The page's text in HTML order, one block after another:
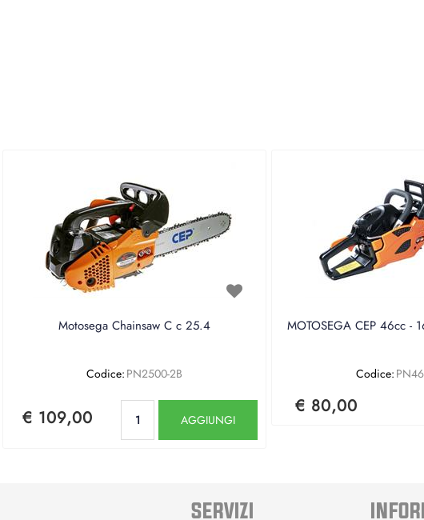
Motosega Chainsaw C c 25.4
Codice: PN2500-2B
€ 109,00 AGGIUNGI
MOTOSEGA CEP 46cc -
Codice:
€ 80,00
SERVIZI